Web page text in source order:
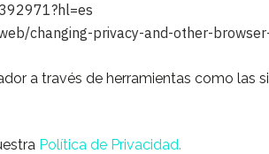
changing-privacy-and-other-
a través de herramientas como las
Política de Privacidad.